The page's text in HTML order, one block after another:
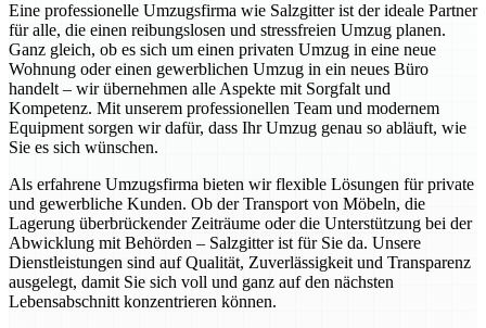
Eine professionelle Umzugsfirma wie Salzgitter ist der ideale Partner
für alle, die einen reibungslosen und stressfreien Umzug planen.
Ganz gleich, ob es sich um einen privaten Umzug in eine neue
Wohnung oder einen gewerblichen Umzug in ein neues Büro
handelt – wir übernehmen alle Aspekte mit Sorgfalt und
Kompetenz. Mit unserem professionellen Team und modernem
Equipment sorgen wir dafür, dass Ihr Umzug genau so abläuft, wie
Sie es sich wünschen.
Als erfahrene Umzugsfirma bieten wir flexible Lösungen für private
und gewerbliche Kunden. Ob der Transport von Möbeln, die
Lagerung überbrückender Zeiträume oder die Unterstützung bei der
Abwicklung mit Behörden – Salzgitter ist für Sie da. Unsere
Dienstleistungen sind auf Qualität, Zuverlässigkeit und Transparenz
ausgelegt, damit Sie sich voll und ganz auf den nächsten
Lebensabschnitt konzentrieren können.